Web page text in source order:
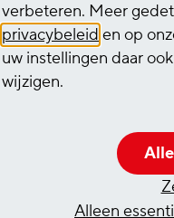
von Vorteil
und Schrift
und Schrift
Arbeitsweise
Team- und
gutes
verbeteren. Meer
privacybeleid en op
uw instellingen daar
wijzigen.
Alleen